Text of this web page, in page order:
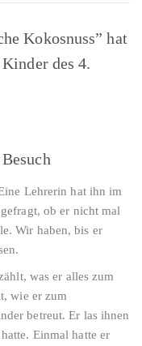
Kokosnuss” hat
des 4.
Lehrerin hat ihn im
ob er nicht mal
Wir haben, bis er
was er alles zum
wie er zum
betreut. Er las ihnen
Einmal hatte er